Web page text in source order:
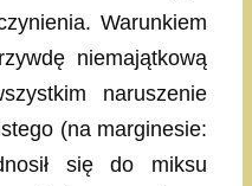
Warunkiem
niemajątkową
naruszenie
(na marginesie:
się do miksu